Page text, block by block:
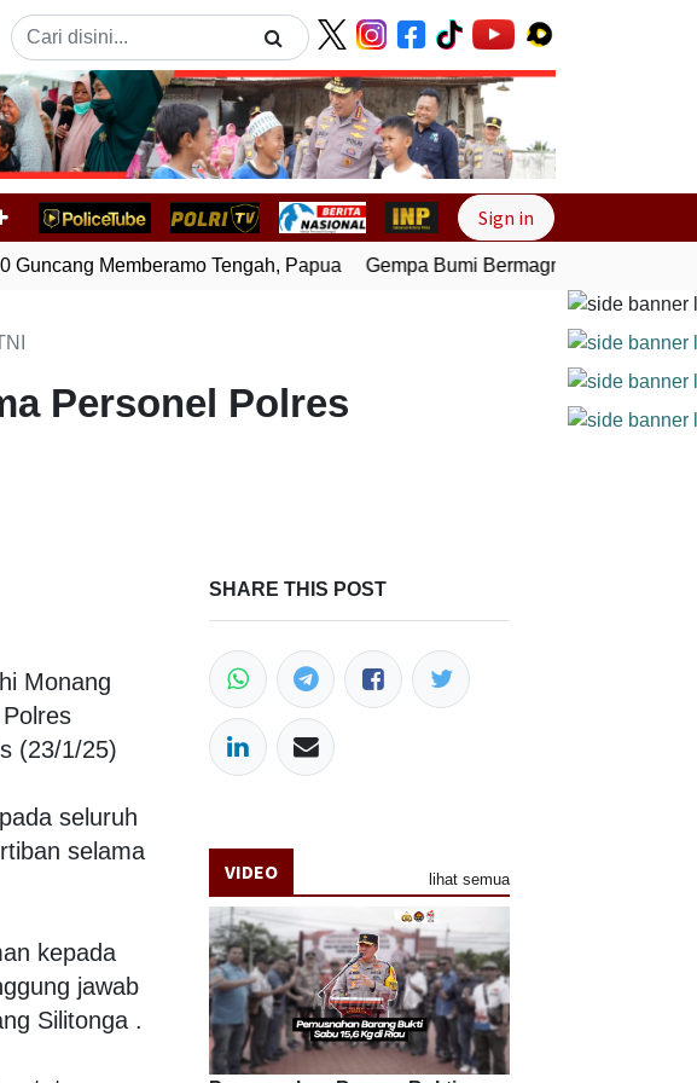
Next
Sign in
Memberamo Tengah, Papua Gempa Bumi Bermagnitudo 4,0
Personel Polres
Monang
(23/1/25)
seluruh
selama
kepada
jawab
Silitonga .
SHARE THIS POST
VIDEO lihat semua